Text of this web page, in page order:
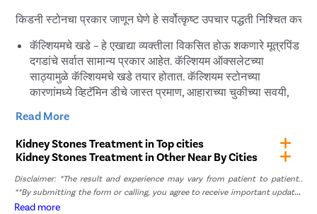
दावे तुमची विमा पॉलिसी आणि विमा प्रदात्याने सेट केलेल्या अटी व
किडनी स्टोनचा प्रकार जाणून घेणे हे सर्वोत्कृष्ट उपचार पद्धती निश्चित
कॅल्शियमचे खडे – हे एखाद्या व्यक्तीला विकसित होऊ शकणारे मूत्रपिंड
दगडांचे सर्वात सामान्य प्रकार आहेत. कॅल्शियम ऑक्सलेटच्या
साठ्यामुळे कॅल्शियमचे खडे तयार होतात. कॅल्शियम स्टोनच्या
कारणांमध्ये व्हिटॅमिन डीचे जास्त प्रमाण, आहाराच्या चुकीच्या सवयी,
समावेश होतो.
स्ट्रुवाइट स्टोन – स्ट्रुवाइट स्टोन मूत्रमार्गाच्या संसर्गामुळे तयार होऊ
शकतात. हे दगड इतर कोणत्याही प्रकारापेक्षा वेगाने वाढतात आणि
युरिक अॅसिडचे खडे – हे खडे अनेकदा तयार होतात जेव्हा लोकांच्या
शरीरातील अतिसारामुळे जास्त पाणी कमी होते. जेव्हा एखाद्या व्यक्तीचे
Read More
Kidney Stones Treatment in Top cities
Kidney Stones Treatment in Other Near By Cities
Disclaimer: *The result and experience may vary from patient to patient..
**By submitting the form or calling, you agree to receive important updates
and marketing communications.
Read more